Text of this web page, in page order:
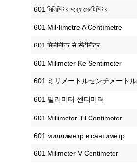
‎601 মিলিমিটার মধ্যে সেনটিমিটার
‎601 Mil·límetre A Centímetre
‎601 मिलीमीटर से सेंटीमीटर
‎601 Milimeter Ke Sentimeter
‎601 ミリメートルセンチメートル
‎601 밀리미터 센티미터
‎601 Millimeter Til Centimeter
‎601 миллиметр в сантиметр
‎601 Milimeter V Centimeter